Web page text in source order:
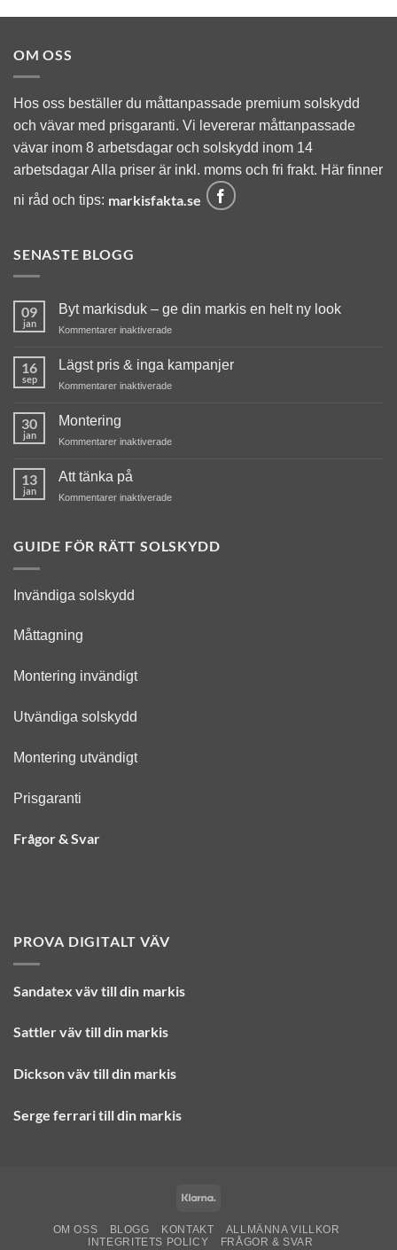
OM OSS
Hos oss beställer du måttanpassade premium solskydd
och vävar med prisgaranti. Vi levererar måttanpassade
vävar inom 8 arbetsdagar och solskydd inom 14
arbetsdagar Alla priser är inkl. moms och fri frakt. Här finner
ni råd och tips: markisfakta.se
SENASTE BLOGG
09
jan
Byt markisduk – ge din markis en helt ny look
Kommentarer inaktiveradeför
ge
16
sep
Lägst pris & inga kampanjer
Kommentarer inaktiveradeför
inga
30
jan
Montering
Kommentarer inaktiveradeför
13
jan
Att tänka på
Kommentarer inaktiveradeför
på
GUIDE FÖR RÄTT SOLSKYDD
Invändiga solskydd
Måttagning
Montering invändigt
Utvändiga solskydd
Montering utvändigt
Prisgaranti
Frågor & Svar
PROVA DIGITALT VÄV
Sandatex väv till din markis
Sattler väv till din markis
Dickson väv till din markis
Serge ferrari till din markis
OM OSS BLOGG KONTAKT
ALLMÄNNA VILLKOR
INTEGRITETS POLICY
FRÅGOR & SVAR